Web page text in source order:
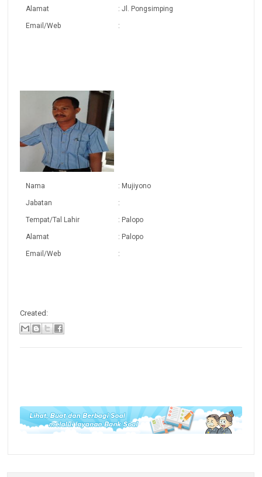
Alamat : Jl. Pongsimping
Email/Web :
Nama : Mujiyono
Jabatan :
Tempat/Tal Lahir : Palopo
Alamat : Palopo
Email/Web :
Created: